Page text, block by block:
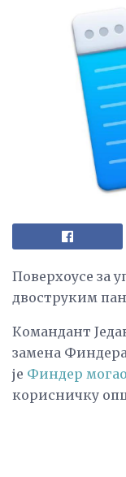
Поверхоусе за
двоструким
Командант
замена
је Финдер
корисничку